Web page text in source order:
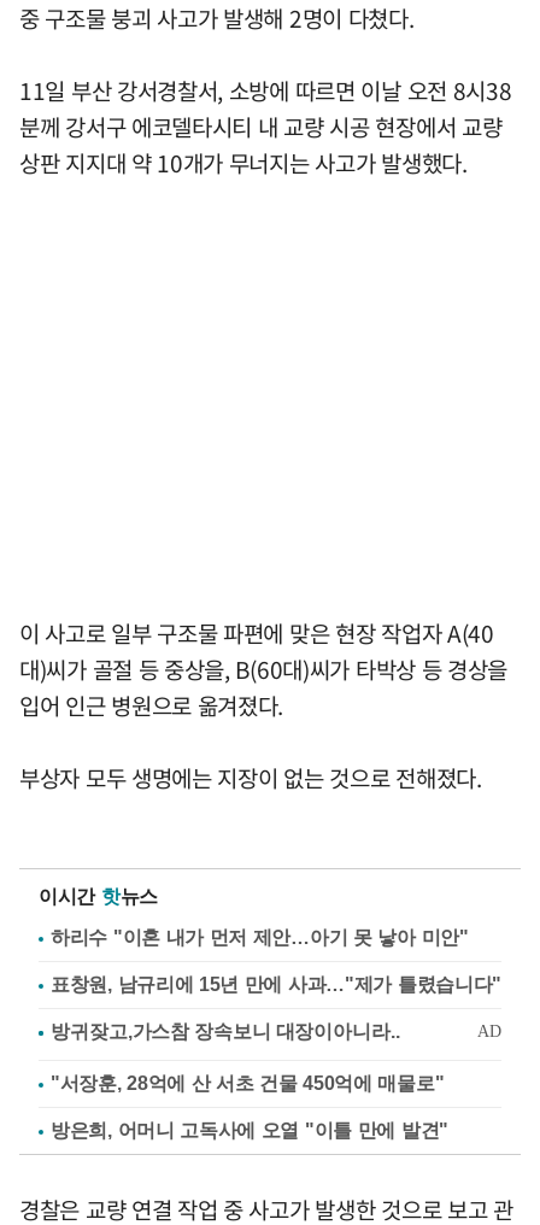
중 구조물 붕괴 사고가 발생해 2명이 다쳤다.
11일 부산 강서경찰서, 소방에 따르면 이날 오전 8시38
분께 강서구 에코델타시티 내 교량 시공 현장에서 교량
상판 지지대 약 10개가 무너지는 사고가 발생했다.
이 사고로 일부 구조물 파편에 맞은 현장 작업자 A(40
대)씨가 골절 등 중상을, B(60대)씨가 타박상 등 경상을
입어 인근 병원으로 옮겨졌다.
부상자 모두 생명에는 지장이 없는 것으로 전해졌다.
이시간 핫뉴스
하리수 "이혼 내가 먼저 제안…아기 못 낳아 미안"
표창원, 남규리에 15년 만에 사과…"제가 틀렸습니다"
"서장훈, 28억에 산 서초 건물 450억에 매물로"
방은희, 어머니 고독사에 오열 "이틀 만에 발견"
경찰은 교량 연결 작업 중 사고가 발생한 것으로 보고 관